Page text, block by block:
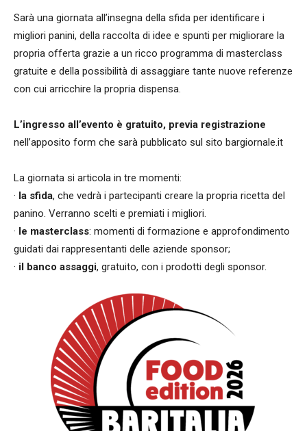
Sarà una giornata all’insegna della sfida per identificare i
migliori panini, della raccolta di idee e spunti per migliorare la
propria offerta grazie a un ricco programma di masterclass
gratuite e della possibilità di assaggiare tante nuove referenze
con cui arricchire la propria dispensa.
L’ingresso all’evento è gratuito, previa registrazione
nell’apposito form che sarà pubblicato sul sito bargiornale.it
La giornata si articola in tre momenti:
· la sfida, che vedrà i partecipanti creare la propria ricetta del
panino. Verranno scelti e premiati i migliori.
· le masterclass: momenti di formazione e approfondimento
guidati dai rappresentanti delle aziende sponsor;
· il banco assaggi, gratuito, con i prodotti degli sponsor.